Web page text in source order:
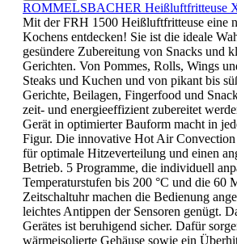
ROMMELSBACHER Heißluftfritteuse
Mit der FRH 1500 Heißluftfritteuse eine
Kochens entdecken! Sie ist die ideale
gesündere Zubereitung von Snacks und
Gerichten. Von Pommes, Rolls, Wings
Steaks und Kuchen und von pikant bis
Gerichte, Beilagen, Fingerfood und
zeit- und energieeffizient zubereitet
Gerät in optimierter Bauform macht in
Figur. Die innovative Hot Air
für optimale Hitzeverteilung und einen
Betrieb. 5 Programme, die individuell
Temperaturstufen bis 200 °C und die 60
Zeitschaltuhr machen die Bedienung
leichtes Antippen der Sensoren genügt.
Gerätes ist beruhigend sicher. Dafür
wärmeisolierte Gehäuse sowie ein